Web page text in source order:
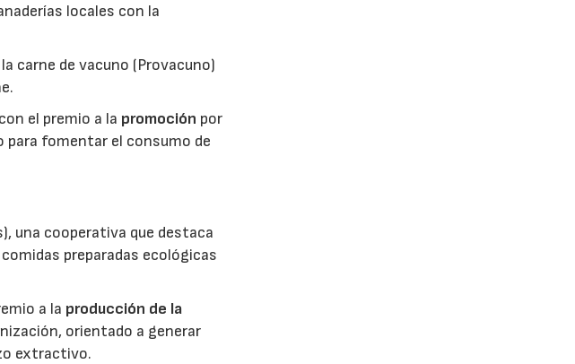
locales con la
carne de vacuno (Provacuno)
el premio a la promoción por
para fomentar el consumo de
una cooperativa que destaca
preparadas ecológicas
a la producción de la
orientado a generar
extractivo.